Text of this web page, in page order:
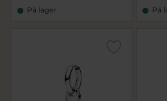
På lager På